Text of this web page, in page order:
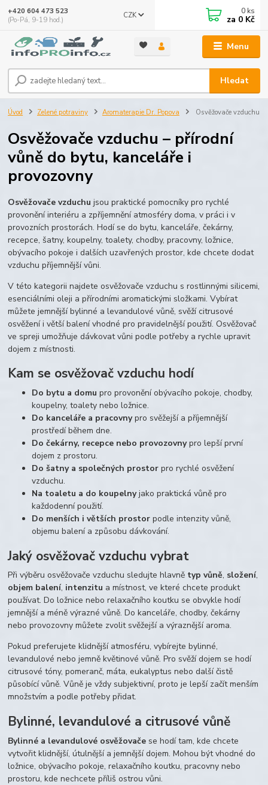
Menu
CZK
Hledat
+420 604 473 523
(Po-Pá, 9-19 hod.)
0 ks
za 0 Kč
Úvod Zelené potraviny Aromaterapie Dr. Popova Osvěžovače vzduchu
Osvěžovače vzduchu – přírodní
vůně do bytu, kanceláře i
provozovny
Osvěžovače vzduchu jsou praktické pomocníky pro rychlé
provonění interiéru a zpříjemnění atmosféry doma, v práci i v
provozních prostorách. Hodí se do bytu, kanceláře, čekárny,
recepce, šatny, koupelny, toalety, chodby, pracovny, ložnice,
obývacího pokoje i dalších uzavřených prostor, kde chcete dodat
vzduchu příjemnější vůni.
V této kategorii najdete osvěžovače vzduchu s rostlinnými silicemi,
esenciálními oleji a přírodními aromatickými složkami. Vybírat
můžete jemnější bylinné a levandulové vůně, svěží citrusové
osvěžení i větší balení vhodné pro pravidelnější použití. Osvěžovač
ve spreji umožňuje dávkovat vůni podle potřeby a rychle upravit
dojem z místnosti.
Kam se osvěžovač vzduchu hodí
Do bytu a domu pro provonění obývacího pokoje, chodby,
koupelny, toalety nebo ložnice.
Do kanceláře a pracovnypro svěžejší a příjemnější
prostředí během dne.
Do čekárny, recepce nebo provozovnypro lepší první
dojem z prostoru.
Do šatny a společných prostor pro rychlé osvěžení
vzduchu.
Na toaletu a do koupelnyjako praktická vůně pro
každodenní použití.
Do menších i větších prostor podle intenzity vůně,
objemu balení a způsobu dávkování.
Jaký osvěžovač vzduchu vybrat
Při výběru osvěžovače vzduchu sledujte hlavně typ vůně, složení,
objem balení, intenzitu a místnost, ve které chcete produkt
používat. Do ložnice nebo relaxačního koutku se obvykle hodí
jemnější a méně výrazné vůně. Do kanceláře, chodby, čekárny
nebo provozovny můžete zvolit svěžejší a výraznější aroma.
Pokud preferujete klidnější atmosféru, vybírejte bylinné,
levandulové nebo jemně květinové vůně. Pro svěží dojem se hodí
citrusové tóny, pomeranč, máta, eukalyptus nebo další čistě
působící vůně. Vůně je vždy subjektivní, proto je lepší začít menším
množstvím a podle potřeby přidat.
Bylinné, levandulové a citrusové vůně
Bylinné a levandulové osvěžovače se hodí tam, kde chcete
vytvořit klidnější, útulnější a jemnější dojem. Mohou být vhodné do
ložnice, obývacího pokoje, relaxačního koutku, pracovny nebo
prostoru, kde nechcete příliš ostrou vůni.